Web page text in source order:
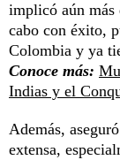
implicó aún más
cabo con éxito,
Colombia y ya
Conoce más:
Indias y el
Además,
extensa,